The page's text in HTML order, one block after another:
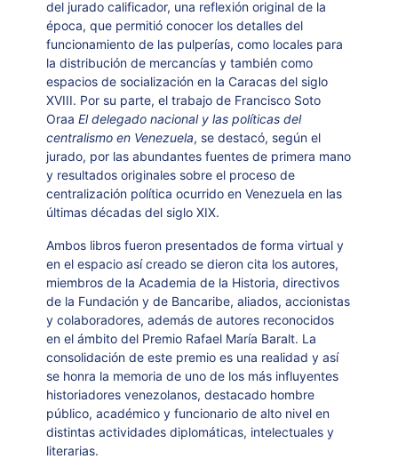
del jurado calificador, una reflexión original de la
época, que permitió conocer los detalles del
funcionamiento de las pulperías, como locales para
la distribución de mercancías y también como
espacios de socialización en la Caracas del siglo
XVIII. Por su parte, el trabajo de Francisco Soto
OraaEl delegado nacional y las políticas del
centralismo en Venezuela, se destacó, según el
jurado, por las abundantes fuentes de primera mano
y resultados originales sobre el proceso de
centralización política ocurrido en Venezuela en las
últimas décadas del siglo XIX.
Ambos libros fueron presentados de forma virtual y
en el espacio así creado se dieron cita los autores,
miembros de la Academia de la Historia, directivos
de la Fundación y de Bancaribe, aliados, accionistas
y colaboradores, además de autores reconocidos
en el ámbito del Premio Rafael María Baralt. La
consolidación de este premio es una realidad y así
se honra la memoria de uno de los más influyentes
historiadores venezolanos, destacado hombre
público, académico y funcionario de alto nivel en
distintas actividades diplomáticas, intelectuales y
literarias.